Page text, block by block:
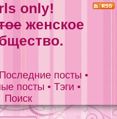
only!
женское
Последние посты •
посты • Тэги •
Поиск